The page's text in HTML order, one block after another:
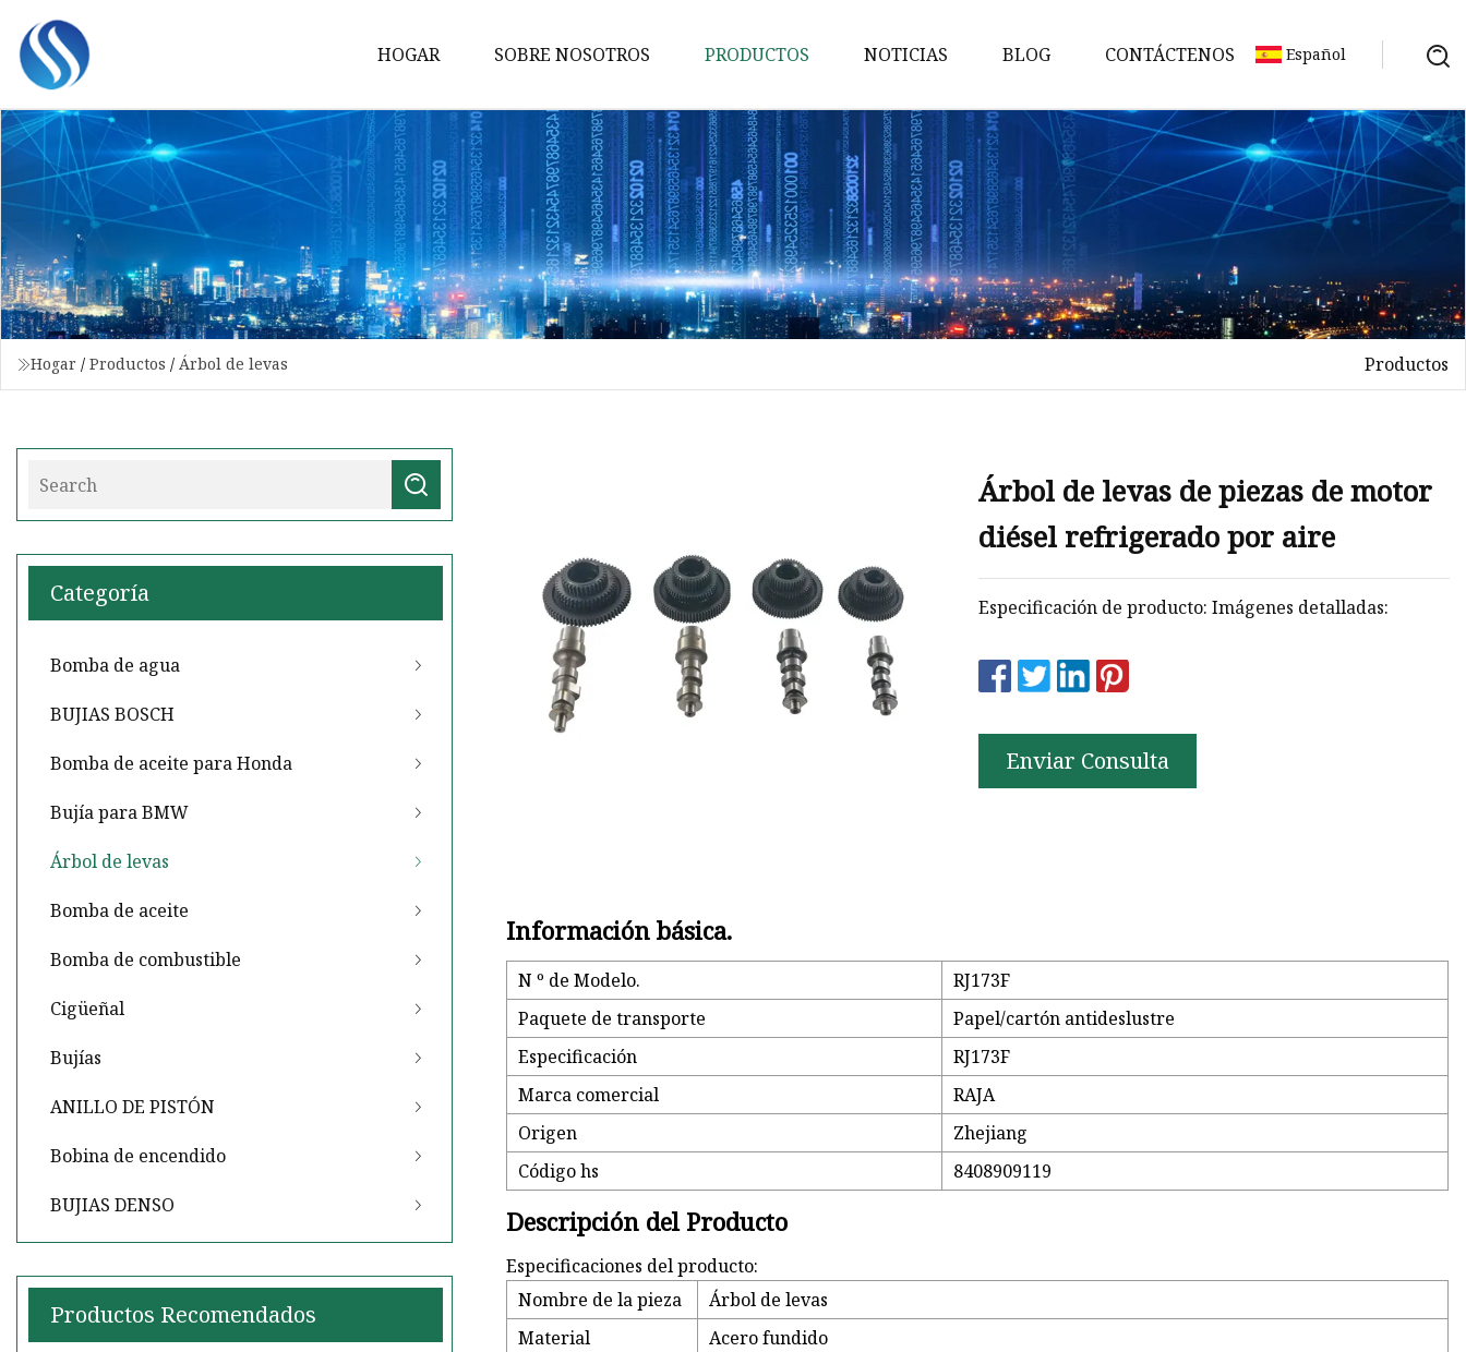
HOGAR SOBRE NOSOTROS PRODUCTOS
Bomba de agua
BUJIAS BOSCH
Bomba de aceite para Honda
Bujía para BMW
Árbol de levas
Bomba de aceite
BUJIAS DENSO
NOTICIAS BLOG CONTÁCTENOS Español
Hogar / Productos / Árbol de levas Productos
Categoría
Bomba de agua
BUJIAS BOSCH
Bomba de aceite para Honda
Bujía para BMW
Árbol de levas
Bomba de aceite
Bomba de combustible
Cigüeñal
Bujías
ANILLO DE PISTÓN
Bobina de encendido
BUJIAS DENSO
Productos Recomendados
Árbol de levas de piezas de motor
diésel refrigerado por aire
Especificación de producto: Imágenes detalladas:
Enviar Consulta
Información básica.
N º de Modelo.
RJ173F
Paquete de transporte
Papel/cartón antideslustre
Especificación
RJ173F
Marca comercial
RAJA
Origen
Zhejiang
Código hs
8408909119
Descripción del Producto
Especificaciones del producto:
Nombre de la pieza
Árbol de levas
Material
Acero fundido